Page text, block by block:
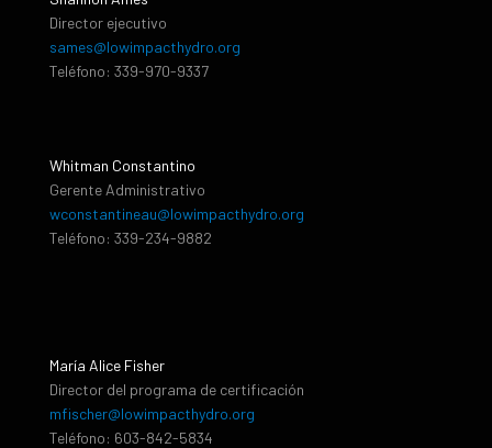
Director ejecutivo
sames@lowimpacthydro.org
Teléfono: 339-970-9337
Whitman Constantino
Gerente Administrativo
wconstantineau@lowimpacthydro.org
Teléfono: 339-234-9882
María Alice Fisher
Director del programa de certificación
mfischer@lowimpacthydro.org
Teléfono: 603-842-5834